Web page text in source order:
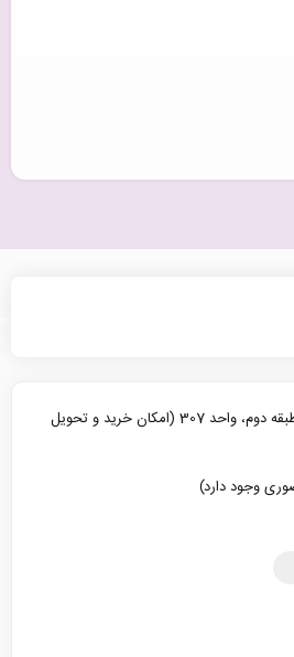
یزد، خیابان آیت الله کاشانی، مجتمع تجاری شهاب، طبقه دوم، واحد 307 (امکان خرید و تحویل